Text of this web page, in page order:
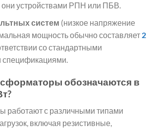
устройствами РПН или ПБВ.
систем (низкое напряжение
мощность обычно составляет 2
со стандартными
обозначаются в
работают с различными типами
включая резистивные,